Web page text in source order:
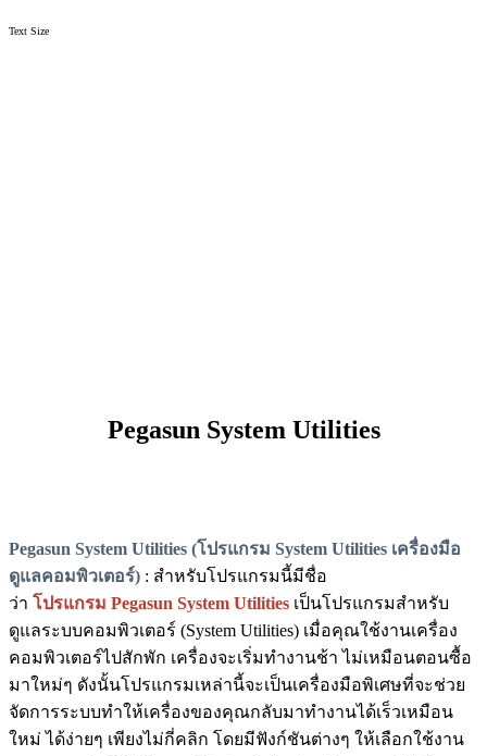
Text Size
Pegasun System Utilities
Pegasun System Utilities (โปรแกรม System Utilities เครื่องมือ
ดูแลคอมพิวเตอร์) : สำหรับโปรแกรมนี้มีชื่อ
ว่า โปรแกรม Pegasun System Utilities เป็นโปรแกรมสำหรับ
ดูแลระบบคอมพิวเตอร์ (System Utilities) เมื่อคุณใช้งานเครื่อง
คอมพิวเตอร์ไปสักพัก เครื่องจะเริ่มทำงานช้า ไม่เหมือนตอนซื้อ
มาใหม่ๆ ดังนั้นโปรแกรมเหล่านี้จะเป็นเครื่องมือพิเศษที่จะช่วย
จัดการระบบทำให้เครื่องของคุณกลับมาทำงานได้เร็วเหมือน
ใหม่ ได้ง่ายๆ เพียงไม่กี่คลิก โดยมีฟังก์ชันต่างๆ ให้เลือกใช้งาน